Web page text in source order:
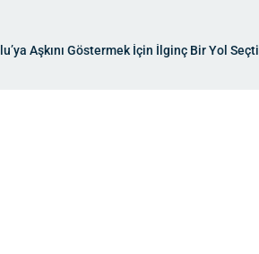
Aşkını Göstermek İçin İlginç Bir Yol Seçti